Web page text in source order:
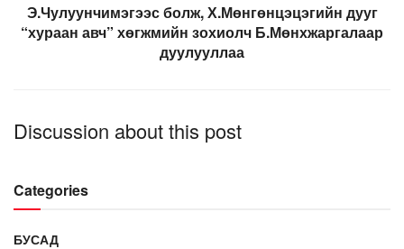
Э.Чулуунчимэгээс болж, Х.Мөнгөнцэцэгийн дууг
“хураан авч” хөгжмийн зохиолч Б.Мөнхжаргалаар
дуулууллаа
Discussion about this post
Categories
БУСАД